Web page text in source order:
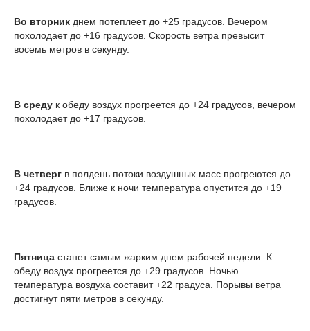
Во вторник днем потеплеет до +25 градусов. Вечером
похолодает до +16 градусов. Скорость ветра превысит
восемь метров в секунду.
В среду к обеду воздух прогреется до +24 градусов, вечером
похолодает до +17 градусов.
В четверг в полдень потоки воздушных масс прогреются до
+24 градусов. Ближе к ночи температура опустится до +19
градусов.
Пятница станет самым жарким днем рабочей недели. К
обеду воздух прогреется до +29 градусов. Ночью
температура воздуха составит +22 градуса. Порывы ветра
достигнут пяти метров в секунду.